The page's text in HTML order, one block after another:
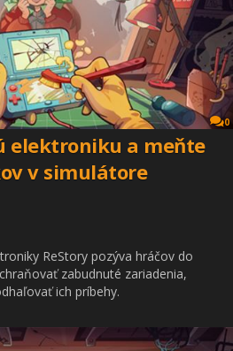
0
elektroniku a meňte
v simulátore
ReStory pozýva hráčov do
zabudnuté zariadenia,
ich príbehy.